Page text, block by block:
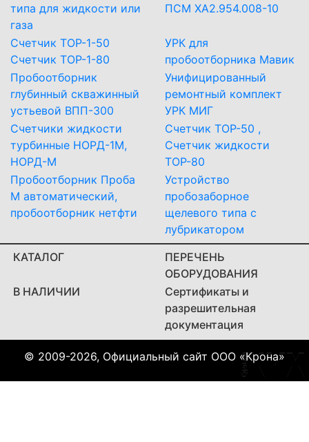
типа для жидкости или
газа
ПСМ ХА2.954.008-10
Счетчик ТОР-1-50
Счетчик ТОР-1-80
УРК для
пробоотборника Мавик
Пробоотборник
глубинный скважинный
устьевой ВПП-300
Унифицированный
ремонтный комплект
УРК МИГ
Счетчики жидкости
турбинные НОРД-1М,
НОРД-М
Счетчик ТОР-50 ,
Счетчик жидкости
ТОР-80
Пробоотборник Проба
М автоматический,
пробоотборник нетфти
Устройство
пробозаборное
щелевого типа с
лубрикатором
КАТАЛОГ
ПЕРЕЧЕНЬ
ОБОРУДОВАНИЯ
В НАЛИЧИИ
Сертификаты и
разрешительная
документация
© 2009-2026, Официальный сайт ООО «Крона»